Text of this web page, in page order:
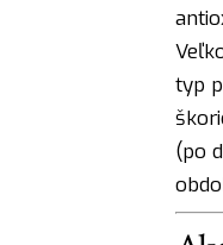
typ
(po